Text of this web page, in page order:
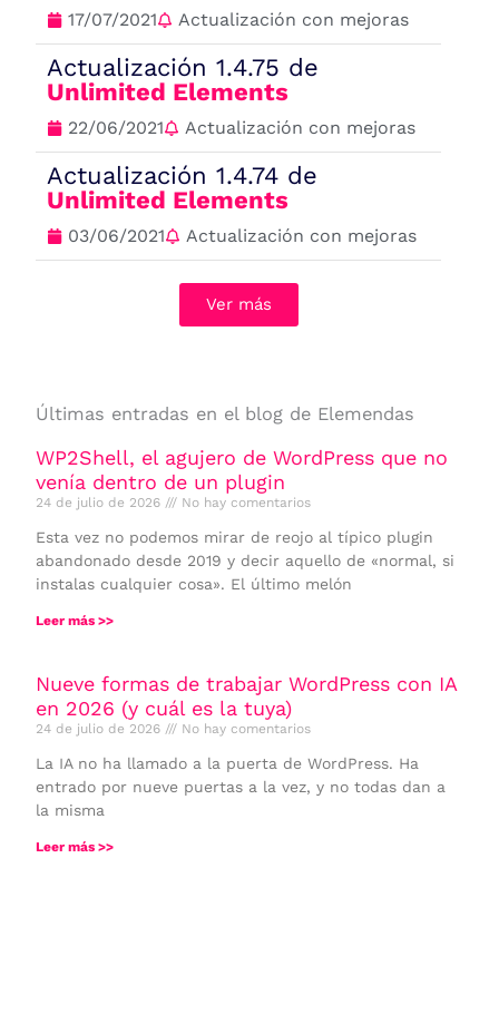
17/07/2021 Actualización con mejoras
Actualización 1.4.75 de
Unlimited Elements
22/06/2021 Actualización con mejoras
Actualización 1.4.74 de
Unlimited Elements
03/06/2021 Actualización con mejoras
Ver más
Últimas entradas en el blog de Elemendas
WP2Shell, el agujero de WordPress que no
venía dentro de un plugin
24 de julio de 2026 No hay comentarios
Esta vez no podemos mirar de reojo al típico plugin
abandonado desde 2019 y decir aquello de «normal, si
instalas cualquier cosa». El último melón
Leer más >>
Nueve formas de trabajar WordPress con IA
en 2026 (y cuál es la tuya)
24 de julio de 2026 No hay comentarios
La IA no ha llamado a la puerta de WordPress. Ha
entrado por nueve puertas a la vez, y no todas dan a
la misma
Leer más >>